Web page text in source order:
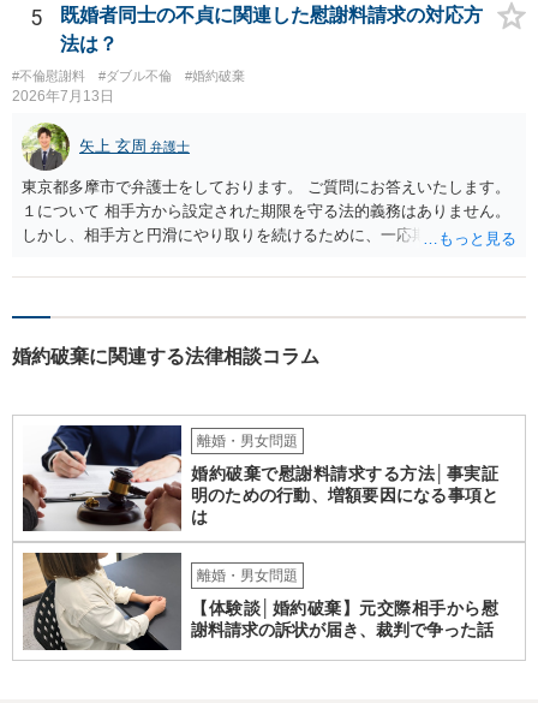
う。
5
既婚者同士の不貞に関連した慰謝料請求の対応方
法は？
#不倫慰謝料 #ダブル不倫 #婚約破棄
2026年7月13日
矢上 玄周 弁護士
東京都多摩市で弁護士をしております。 ご質問にお答えいたします。
１について 相手方から設定された期限を守る法的義務はありません。
しかし、相手方と円滑にやり取りを続けるために、一応期限を守って
が、期限を守らないのもご不安という場合には、「弁護士に相談して
は、法的には別の議論ではありますが、事実上の繋がりがないわけで
負担割合が高くなり、婚約破棄の慰謝料も払う必要が生じるという可
能性もないわけではありません。 ただし、法律上重婚は認められてい
ないので、既婚者同士の婚約が成立するかといわれると、成立しない
と判断される可能性の方が高いと思われます。 ３について 和解をする
際には、清算条項という定めを設けることがほとんどです。 清算条項
を定めることによって、「これをもってお互いに今後一切請求しな
い」ことを双方が誓約することになります。 上記はあくまでも一般論
としての回答となります。 詳細なご事情をお伺いすればより適切な回
答ができるかと存じます。 弁護士に相談すべき事案かと存じますの
で、お早めにご相談されることをお勧めいたします。
婚約破棄に関連する法律相談コラム
離婚・男女問題
婚約破棄で慰謝料請求する方法│事実証
明のための行動、増額要因になる事項と
は
離婚・男女問題
【体験談│婚約破棄】元交際相手から慰
謝料請求の訴状が届き、裁判で争った話